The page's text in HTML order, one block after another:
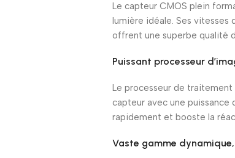
Le capteur CMOS plein
lumière idéale. Ses vitesses
offrent une superbe qualité
Puissant processeur
Le processeur de traitement
capteur avec une puissance
rapidement et booste la
Vaste gamme